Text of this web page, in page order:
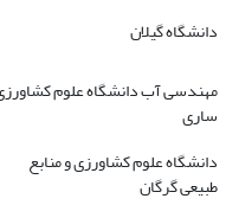
دانشگاه گیلان
مهندسی آب دانشگاه علوم
ساری
دانشگاه علوم کشاورزی و منابع
طبیعی گرگان